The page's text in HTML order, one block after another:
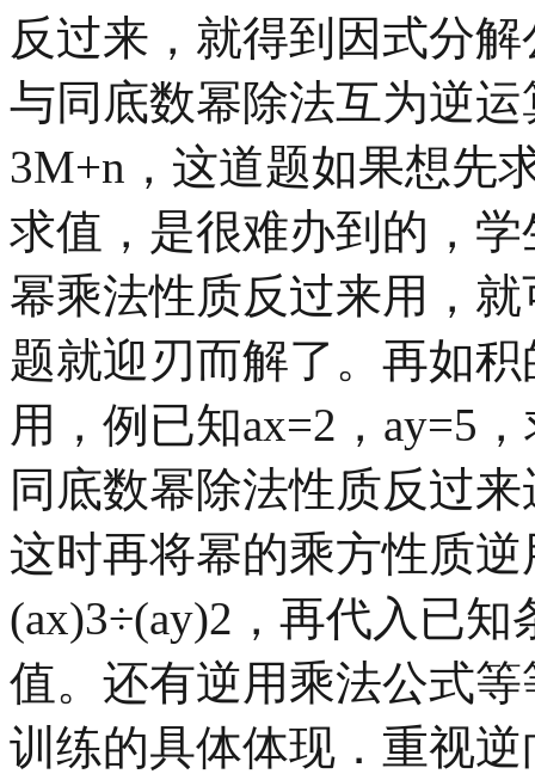
反过来，就得到因式分
与同底数幂除法互为逆
3M+n，这道题如果想先
求值，是很难办到的，
幂乘法性质反过来用，
题就迎刃而解了。再如
用，例已知ax=2，ay=5
同底数幂除法性质反过
这时再将幂的乘方性质逆
(ax)3÷(ay)2，再代入已
值。还有逆用乘法公式
训练的具体体现．重视